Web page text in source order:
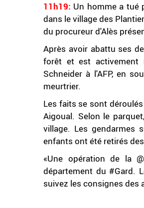
11h19: Un homme a tué
dans le village des
du procureur d'Alès
Après avoir abattu ses
forêt et est activement
Schneider à l'AFP, en
meurtrier.
Les faits se sont
Aigoual. Selon le
village. Les gendarmes
enfants ont été retirés
«Une opération de la
département du #Gard.
suivez les consignes des